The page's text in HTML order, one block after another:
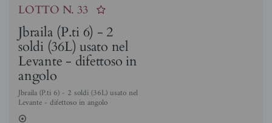
LOTTO N. 33
Jbraila (P.ti 6) - 2
soldi (36L) usato nel
Levante - difettoso in
angolo
Jbraila (P.ti 6) - 2 soldi (36L) usato nel
Levante - difettoso in angolo
2